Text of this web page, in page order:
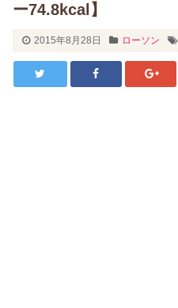
ー74.8kcal】
2015年8月28日 ローソン